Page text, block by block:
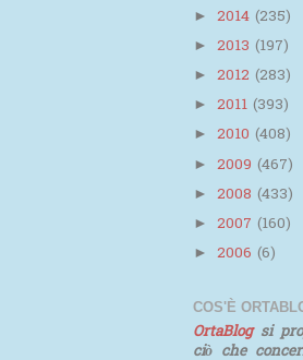
► 2014 (235)
► 2013 (197)
► 2012 (283)
► 2011 (393)
► 2010 (408)
► 2009 (467)
► 2008 (433)
► 2007 (160)
► 2006 (6)
COS'È
OrtaBlog si
ciò che